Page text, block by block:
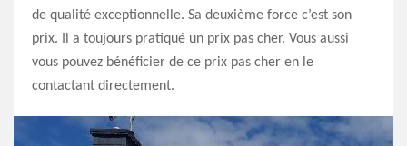
de qualité exceptionnelle. Sa deuxième force c’est son
prix. Il a toujours pratiqué un prix pas cher. Vous aussi
vous pouvez bénéficier de ce prix pas cher en le
contactant directement.